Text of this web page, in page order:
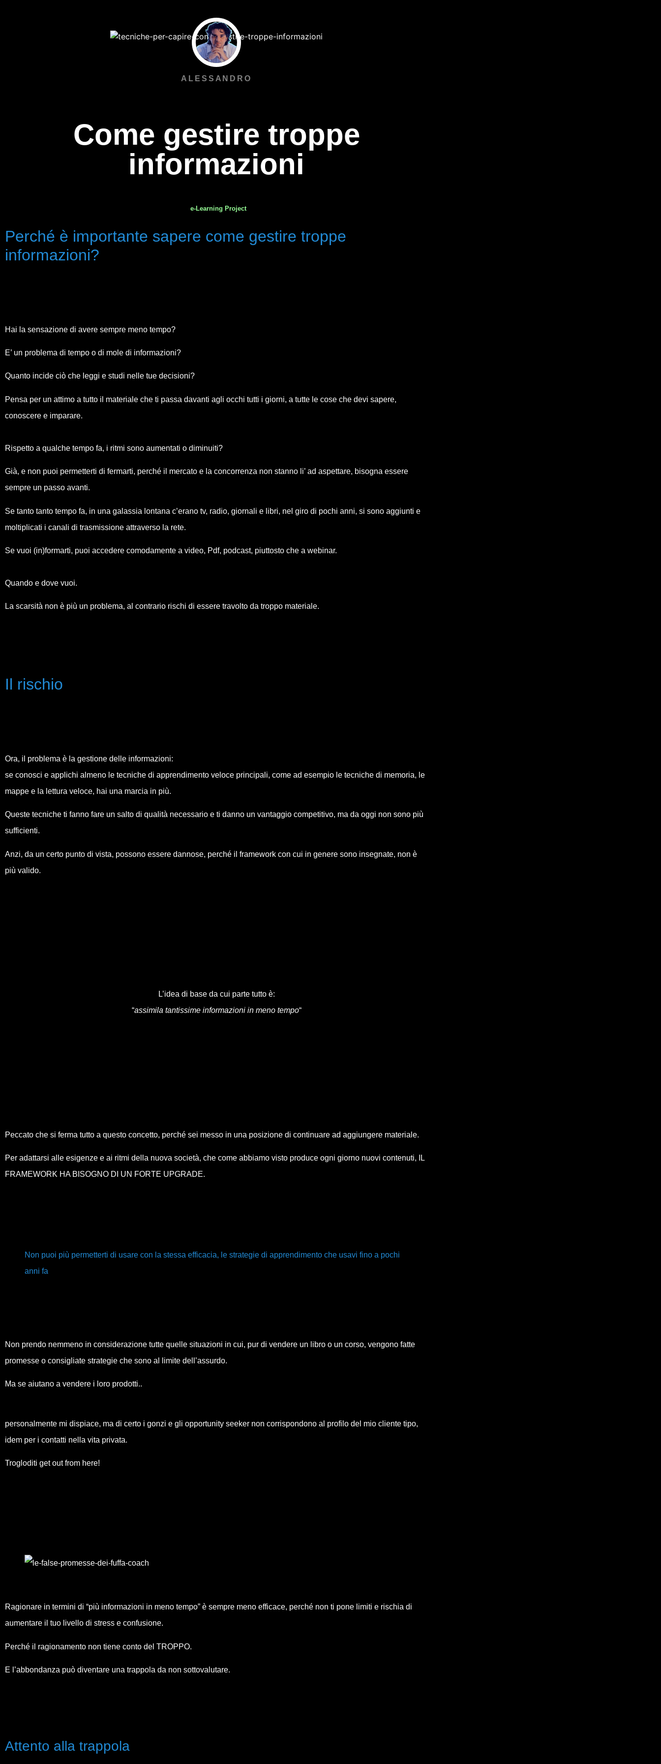
ALESSANDRO
Come gestire troppe
informazioni
e-Learning Project
Perché è importante sapere come gestire troppe
informazioni?
Hai la sensazione di avere sempre meno tempo?
E’ un problema di tempo o di mole di informazioni?
Quanto incide ciò che leggi e studi nelle tue decisioni?
Pensa per un attimo a tutto il materiale che ti passa davanti agli occhi tutti i giorni, a tutte le cose che devi sapere,
conoscere e imparare.
Rispetto a qualche tempo fa, i ritmi sono aumentati o diminuiti?
Già, e non puoi permetterti di fermarti, perché il mercato e la concorrenza non stanno li’ ad aspettare, bisogna essere
sempre un passo avanti.
Se tanto tanto tempo fa, in una galassia lontana c’erano tv, radio, giornali e libri, nel giro di pochi anni, si sono aggiunti e
moltiplicati i canali di trasmissione attraverso la rete.
Se vuoi (in)formarti, puoi accedere comodamente a video, Pdf, podcast, piuttosto che a webinar.
Quando e dove vuoi.
La scarsità non è più un problema, al contrario rischi di essere travolto da troppo materiale.
Il rischio
Ora, il problema è la gestione delle informazioni:
se conosci e applichi almeno le tecniche di apprendimento veloce principali, come ad esempio le tecniche di memoria, le
mappe e la lettura veloce, hai una marcia in più.
Queste tecniche ti fanno fare un salto di qualità necessario e ti danno un vantaggio competitivo, ma da oggi non sono più
sufficienti.
Anzi, da un certo punto di vista, possono essere dannose, perché il framework con cui in genere sono insegnate, non è
più valido.
L’idea di base da cui parte tutto è:
“assimila tantissime informazioni in meno tempo“
Peccato che si ferma tutto a questo concetto, perché sei messo in una posizione di continuare ad aggiungere materiale.
Per adattarsi alle esigenze e ai ritmi della nuova società, che come abbiamo visto produce ogni giorno nuovi contenuti, IL
FRAMEWORK HA BISOGNO DI UN FORTE UPGRADE.
Non puoi più permetterti di usare con la stessa efficacia, le strategie di apprendimento che usavi fino a pochi
anni fa
Non prendo nemmeno in considerazione tutte quelle situazioni in cui, pur di vendere un libro o un corso, vengono fatte
promesse o consigliate strategie che sono al limite dell’assurdo.
Ma se aiutano a vendere i loro prodotti..
personalmente mi dispiace, ma di certo i gonzi e gli opportunity seeker non corrispondono al profilo del mio cliente tipo,
idem per i contatti nella vita privata.
Trogloditi get out from here!
Ragionare in termini di “più informazioni in meno tempo” è sempre meno efficace, perché non ti pone limiti e rischia di
aumentare il tuo livello di stress e confusione.
Perché il ragionamento non tiene conto del TROPPO.
E l’abbondanza può diventare una trappola da non sottovalutare.
Attento alla trappola